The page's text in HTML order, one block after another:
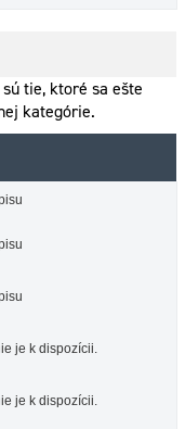
tie, ktoré sa ešte
kategórie.
je k dispozícii.
je k dispozícii.